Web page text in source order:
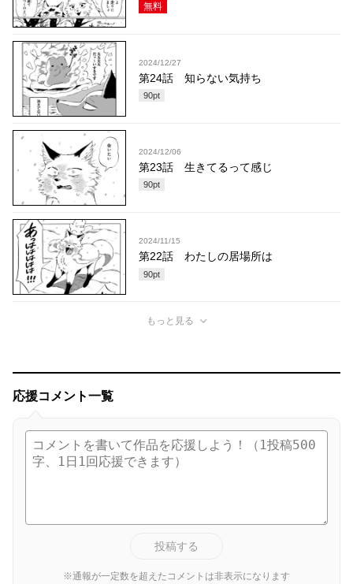
無料
2024/12/27
第24話 知らない気持ち
90pt
2024/12/06
第23話 生きてるって感じ
90pt
2024/11/15
第22話 わたしの居場所は
90pt
もっと見る
応援コメント一覧
投稿する
※通報が一定数を超えたコメントは非表示になります